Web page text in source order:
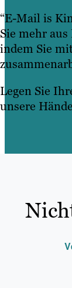
“E-Mail is
Sie mehr
indem Sie
Legen Sie
unsere